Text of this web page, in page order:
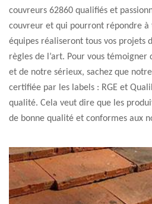
couvreurs 62860 qualifiés et
couvreur et qui pourront répondre à
équipes réaliseront tous vos projets
règles de l’art. Pour vous
et de notre sérieux, sachez que
certifiée par les labels : RGE et
qualité. Cela veut dire que les
de bonne qualité et conformes aux